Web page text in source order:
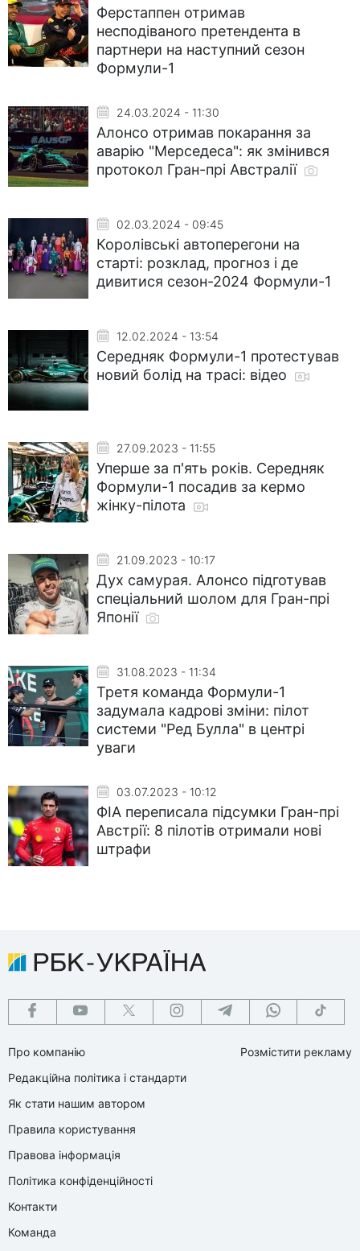
Ферстаппен отримав
несподіваного претендента в
партнери на наступний сезон
Формули-1
24.03.2024 - 11:30
Алонсо отримав покарання за
аварію "Мерседеса": як змінився
протокол Гран-прі Австралії
02.03.2024 - 09:45
Королівські автоперегони на
старті: розклад, прогноз і де
дивитися сезон-2024 Формули-1
12.02.2024 - 13:54
Середняк Формули-1 протестував
новий болід на трасі: відео
27.09.2023 - 11:55
Уперше за п'ять років. Середняк
Формули-1 посадив за кермо
жінку-пілота
21.09.2023 - 10:17
Дух самурая. Алонсо підготував
спеціальний шолом для Гран-прі
Японії
31.08.2023 - 11:34
Третя команда Формули-1
задумала кадрові зміни: пілот
системи "Ред Булла" в центрі
уваги
03.07.2023 - 10:12
ФІА переписала підсумки Гран-прі
Австрії: 8 пілотів отримали нові
штрафи
Про компанію
Редакційна політика і стандарти
Як стати нашим автором
Правила користування
Правова інформація
Політика конфіденційності
Контакти
Команда
Розмістити рекламу